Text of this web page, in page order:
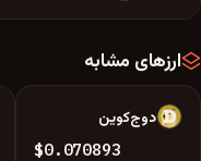
ارزهای مشابه
D دوج‌کوین
$0.070893